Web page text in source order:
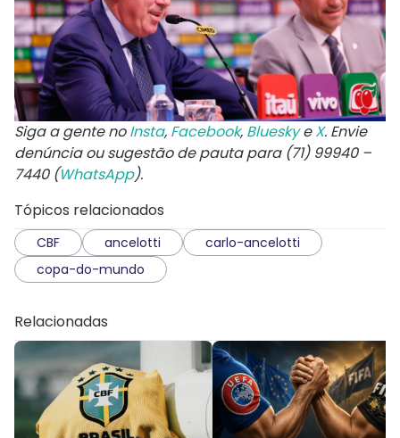
Siga a gente noInsta, Facebook, BlueskyeX. Envie
denúncia ou sugestão de pauta para (71) 99940 –
7440 (WhatsApp).
Tópicos relacionados
CBF ancelotti
carlo-ancelotti
copa-do-mundo
Relacionadas